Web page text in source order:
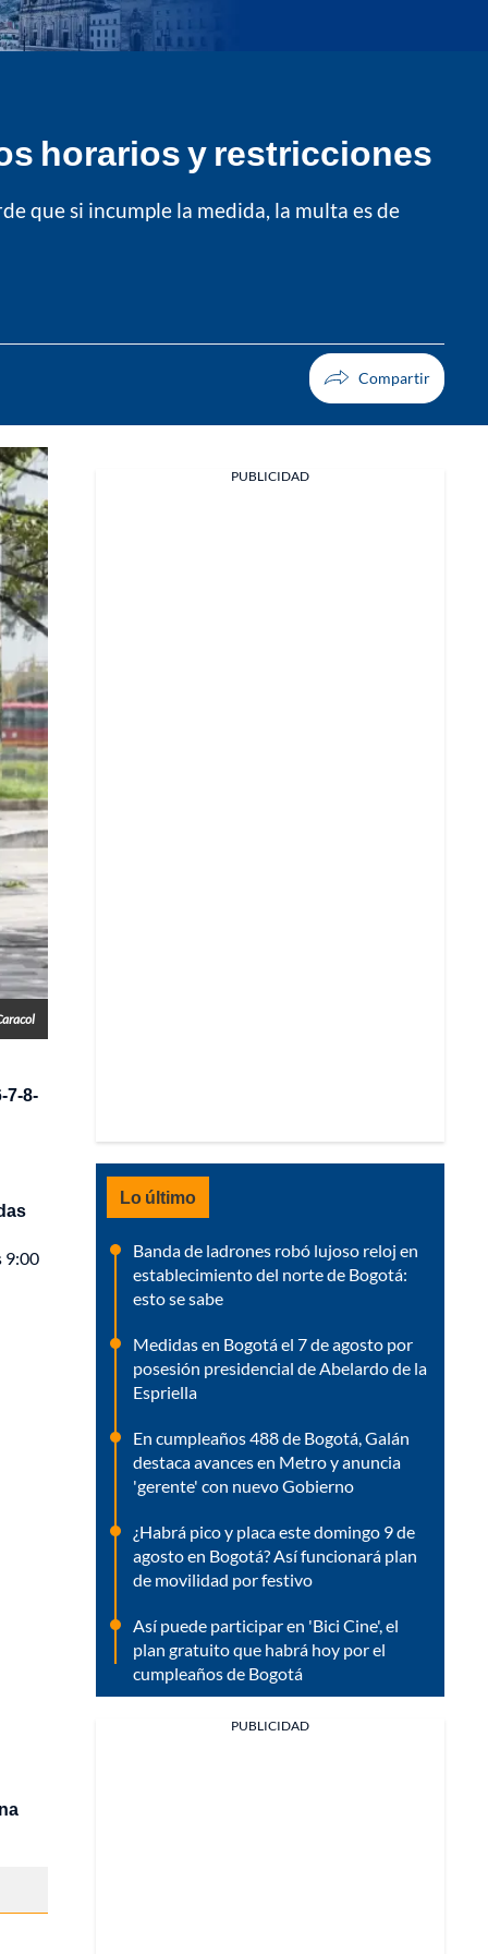
horarios y restricciones
que si incumple la medida, la multa es de
7-8-
9:00
PUBLICIDAD
Lo último
Banda de ladrones robó lujoso reloj en
establecimiento del norte de Bogotá:
esto se sabe
Medidas en Bogotá el 7 de agosto por
posesión presidencial de Abelardo de la
Espriella
En cumpleaños 488 de Bogotá, Galán
destaca avances en Metro y anuncia
'gerente' con nuevo Gobierno
¿Habrá pico y placa este domingo 9 de
agosto en Bogotá? Así funcionará plan
de movilidad por festivo
Así puede participar en 'Bici Cine', el
plan gratuito que habrá hoy por el
cumpleaños de Bogotá
PUBLICIDAD